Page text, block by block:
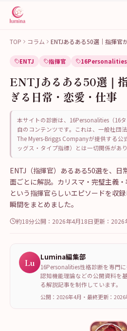
TOP コラム ENTJあるある50選｜指揮官
ENTJ 指揮官 16Personalities
ENTJあるある50選｜
ぎる日常・恋愛・仕事
本サイトの診断は、16Personalities（16
自のコンテンツです。これは、一般社団
The Myers-Briggs Companyが提供する公
ッグス・タイプ指標）とは一切関係があり
ENTJ（指揮官）あるある50選を、日
面ごとに解説。カリスマ・完璧主義
という指揮官らしいエピソードを収
瞬間をまとめました。
約18分公開： 2026年4月18日更新： 2026
Lu Lumina編集部
16Personalities性格診断を専門
認知機能理論などの公開資料を
る解説記事を制作しています。
公開：2026年4月 ・ 最終更新： 2026